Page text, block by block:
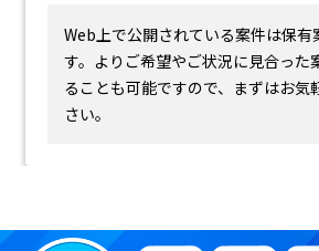
Web上で公開されている案件は保有
す。 よりご希望やご状況に見合った
ることも可能ですので、まずはお気
さい。